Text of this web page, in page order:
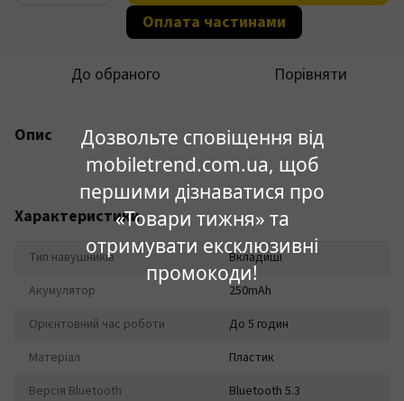
Дозвольте сповіщення від
mobiletrend.com.ua, щоб
першими дізнаватися про
«Товари тижня» та
отримувати ексклюзивні
промокоди!
Оплата частинами
До обраного Порівняти
Опис
Характеристики
Тип навушників
Вкладиші
Акумулятор
250mAh
Орієнтовний час роботи
До 5 годин
Матеріал
Пластик
Версія Bluetooth
Bluetooth 5.3